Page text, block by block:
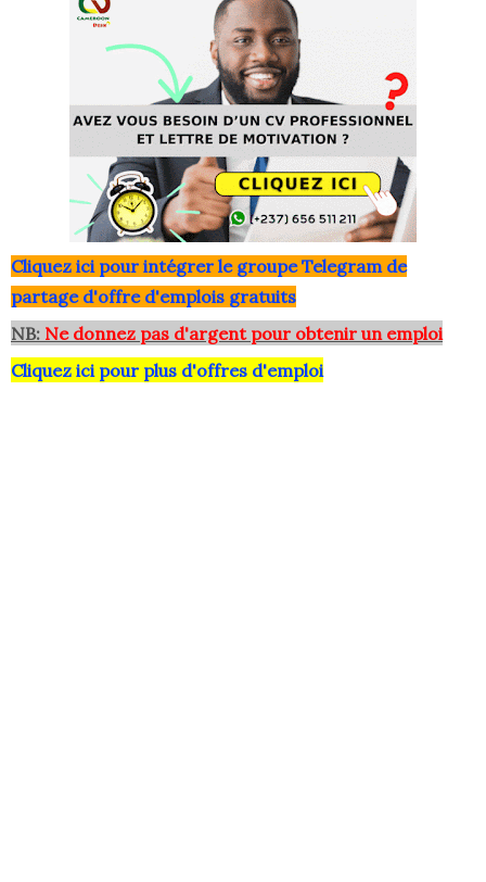
Cliquez ici pour intégrer le groupe Telegram de
partage d'offre d'emplois gratuits
NB: Ne donnez pas d'argent pour obtenir un emploi
Cliquez ici pour plus d'offres d'emploi